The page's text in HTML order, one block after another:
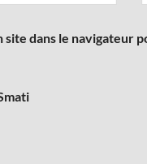
dans le navigateur